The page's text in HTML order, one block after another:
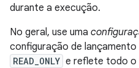
durante a execução.
No geral, use uma
configuração de
READ_ONLY e reflete todo o